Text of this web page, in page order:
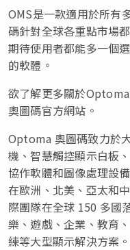
OMS是一款適用於所有
碼針對全球各重點市場
期待使用者都能多一個
的軟體。
欲了解更多關於
奧圖碼官方網站。
Optoma 奧圖碼致力於
機、智慧觸控顯示白板
協作軟體和圖像處理設
在歐洲、北美、亞太和
際團隊在全球 150 多國
樂、遊戲、企業、教育
練等大型顯示解決方案。